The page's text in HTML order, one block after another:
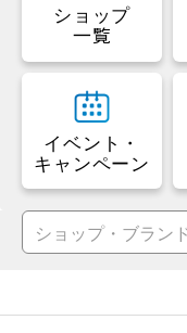
ショップ
一覧
イベント・
キャンペーン